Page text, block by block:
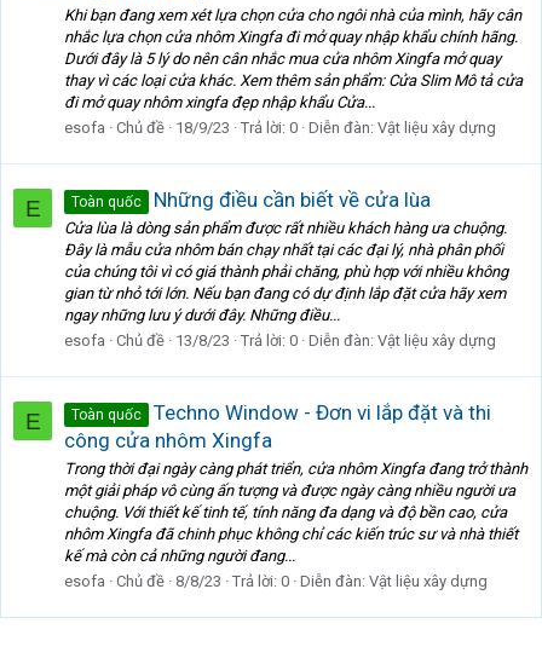
Khi bạn đang xem xét lựa chọn cửa cho ngôi nhà của mình, hãy cân
nhắc lựa chọn cửa nhôm Xingfa đi mở quay nhập khẩu chính hãng.
Dưới đây là 5 lý do nên cân nhắc mua cửa nhôm Xingfa mở quay
thay vì các loại cửa khác. Xem thêm sản phẩm: Cửa Slim Mô tả cửa
đi mở quay nhôm xingfa đẹp nhập khẩu Cửa...
esofa
Chủ đề 18/9/23 Trả lời: 0 Diễn đàn: Vật liệu xây dựng
E Toàn quốc Những điều cần biết về cửa lùa
Cửa lùa là dòng sản phẩm được rất nhiều khách hàng ưa chuộng.
Đây là mẫu cửa nhôm bán chạy nhất tại các đại lý, nhà phân phối
của chúng tôi vì có giá thành phải chăng, phù hợp với nhiều không
gian từ nhỏ tới lớn. Nếu bạn đang có dự định lắp đặt cửa hãy xem
ngay những lưu ý dưới đây. Những điều...
esofa
Chủ đề 13/8/23 Trả lời: 0 Diễn đàn: Vật liệu xây dựng
E Toàn quốc
Techno Window - Đơn vi lắp đặt và thi
công cửa nhôm Xingfa
Trong thời đại ngày càng phát triển, cửa nhôm Xingfa đang trở thành
một giải pháp vô cùng ấn tượng và được ngày càng nhiều người ưa
chuộng. Với thiết kế tinh tế, tính năng đa dạng và độ bền cao, cửa
nhôm Xingfa đã chinh phục không chỉ các kiến trúc sư và nhà thiết
kế mà còn cả những người đang...
esofa
Chủ đề 8/8/23 Trả lời: 0 Diễn đàn: Vật liệu xây dựng